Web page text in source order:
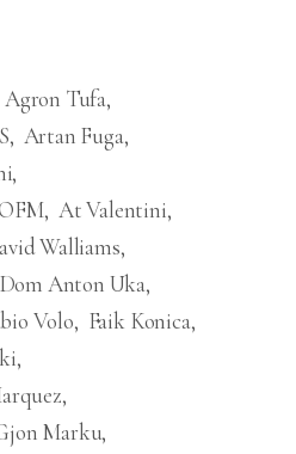
Agron Tufa
Artan Fuga
At Valentini
Walliams
Dom Anton Uka
Volo
Faik Konica
Marku